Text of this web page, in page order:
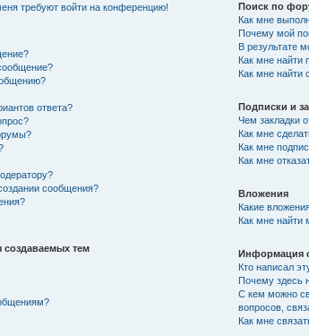
требуют войти на конференцию!
ответа?
сообщения?
тем
Поиск по
Как мне
Почему мой
В результате
Как мне найти
Как мне найти
Подписки и
Чем закладки
Как мне
Как мне
Как мне
Вложения
Какие
Как мне найти
Информация
Кто написал
Почему здесь
С кем можно
вопросов,
Как мне